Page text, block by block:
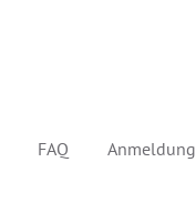
FAQ Anmeldung